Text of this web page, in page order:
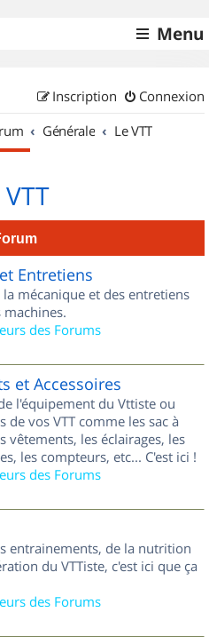
Menu
Connexion
Inscription
Générale Le VTT
Entretiens
mécanique et des entretiens
machines.
des Forums
et Accessoires
l'équipement du Vttiste ou
de vos VTT comme les sac à
vêtements, les éclairages, les
les compteurs, etc... C'est ici !
des Forums
entrainements, de la nutrition
du VTTiste, c'est ici que ça
des Forums